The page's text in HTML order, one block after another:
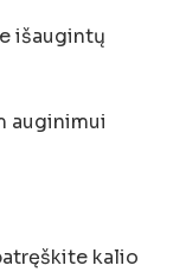
išaugintų
auginimui
kalio